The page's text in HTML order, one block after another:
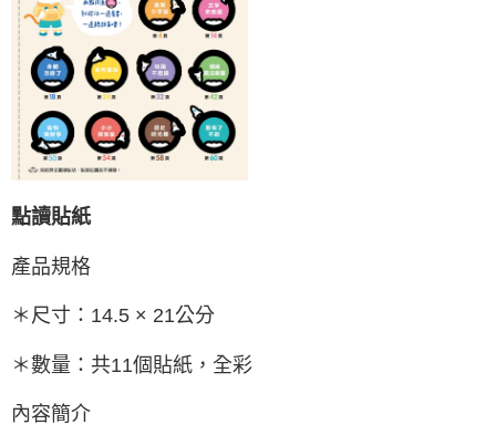
點讀貼紙
產品規格
＊尺寸：14.5 × 21公分
＊數量：共11個貼紙，全彩
內容簡介